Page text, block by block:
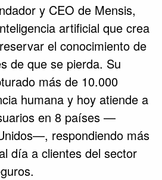
y CEO de Mensis,
artificial que crea
el conocimiento de
de que se pierda. Su
más de 10.000
humana y hoy atiende a
en 8 países —
respondiendo más
día a clientes del sector